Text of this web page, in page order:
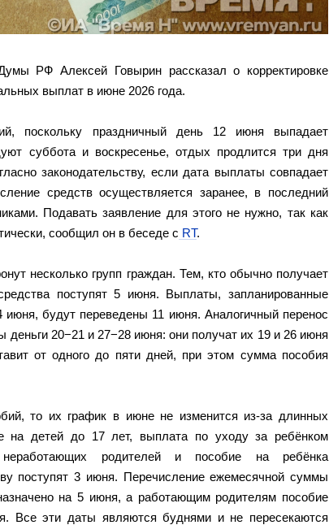
РФ Алексей Говырин рассказал о корректировке
выплат в июне 2026 года.
поскольку праздничный день 12 июня выпадает
суббота и воскресенье, отдых продлится три дня
законодательству, если дата выплаты совпадает
средств осуществляется заранее, в последний
Подавать заявление для этого не нужно, так как
сообщил он в беседе с RT.
несколько групп граждан. Тем, кто обычно получает
поступят 5 июня. Выплаты, запланированные
будут переведены 11 июня. Аналогичный перенос
деньги 20−21 и 27−28 июня: они получат их 19 и 26 июня
от одного до пяти дней, при этом сумма пособия
то их график в июне не изменится из-за длинных
на детей до 17 лет, выплата по уходу за ребёнком
родителей и пособие на ребёнка
поступят 3 июня. Перечисление ежемесячной суммы
на 5 июня, а работающим родителям пособие
Все эти даты являются буднями и не пересекаются